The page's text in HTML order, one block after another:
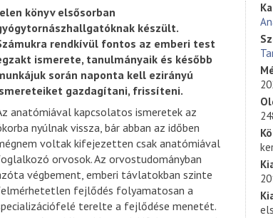
könyv elsősorban
készült.
rendkívül fontos az emberi test
ismerete, tanulmányaik és később
során naponta kell ezirányú
gazdagítani, frissíteni.
anatómiával kapcsolatos ismeretek az
nyúlnak vissza, bár abban az időben
voltak kifejezetten csak anatómiával
orvosok. Az orvostudományban
végbement, emberi távlatokban szinte
fejlődés folyamatosan a
terelte a fejlődése menetét.